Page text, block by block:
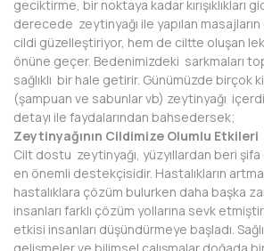
geciktirme, bir noktaya kadar kırışıklıkları
derecede zeytinyağı ile yapılan masajların
cildi güzelleştiriyor, hem de ciltte oluşan
önüne geçer. Bedenimizdeki sarkmaları
sağlıklı bir hale getirir. Günümüzde birçok
(şampuan ve sabunlar vb) zeytinyağı
detayı ile faydalarından bahsedersek;
Zeytinyağının Cildimize Olumlu Etkileri
Cilt dostu zeytinyağı, yüzyıllardan beri
en önemli destekçisidir. Hastalıkların
hastalıklara çözüm bulurken daha başka
insanları farklı çözüm yollarına sevk
etkisi insanları düşündürmeye başladı.
gelişmeler ve bilimsel çalışmalar doğada